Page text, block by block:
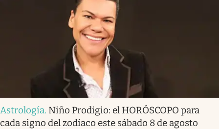
Astrología. Niño Prodigio: el HORÓSCOPO para
cada signo del zodíaco este sábado 8 de agosto